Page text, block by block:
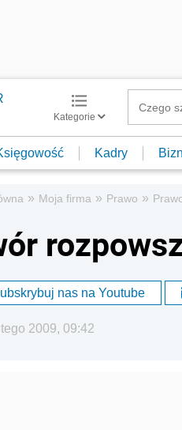
Kategorie
Kadry
» Moja firma » Prawo »
nas na Youtube
2009, 09:42